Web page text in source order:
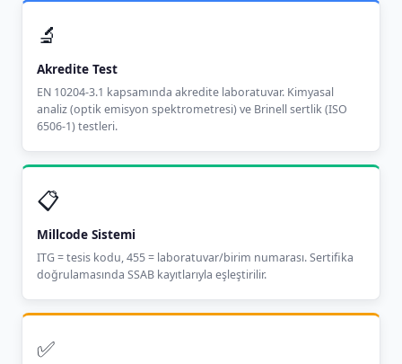
🔬
Akredite Test
EN 10204-3.1 kapsamında akredite laboratuvar. Kimyasal
analiz (optik emisyon spektrometresi) ve Brinell sertlik (ISO
6506-1) testleri.
📋
Millcode Sistemi
ITG = tesis kodu, 455 = laboratuvar/birim numarası. Sertifika
doğrulamasında SSAB kayıtlarıyla eşleştirilir.
✅